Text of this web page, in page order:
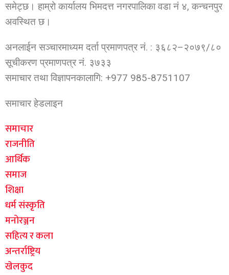
समेट्छ। हाम्रो कार्यालय भिमदत्त नगरपालिका वडा नं ४, कन्चनपुर
अवस्थित छ।
अनलाईन सञ्चारमाध्यम दर्ता प्रमाणपत्र नं. : ३६८२–२०७९/८०
सूचीकरण प्रमाणपत्र नं. ३७३३
समाचार तथा विज्ञापनकालागि: +977 985-8751107
समाचार हेडलाइन
समाचार
राजनीति
आर्थिक
समाज
शिक्षा
धर्म संस्कृति
मनोरञ्जन
सहित्य र कला
अन्तर्राष्ट्रिय
खेलकुद